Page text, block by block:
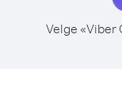
Velge